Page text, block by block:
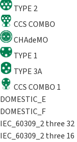
TYPE 2
CCS COMBO
CHAdeMO
TYPE 1
TYPE 3A
CCS COMBO 1
DOMESTIC_E
DOMESTIC_F
IEC_60309_2 three 32
IEC_60309_2 three 16